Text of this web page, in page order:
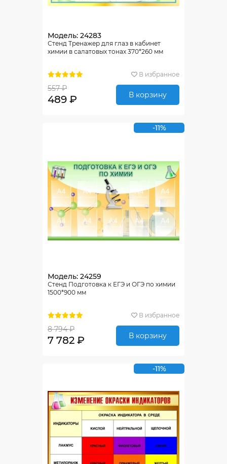
Модель: 24283
Стенд Тренажер для глаз в кабинет
химии в салатовых тонах 370*260 мм
В избранное
557 ₽
489 ₽ В корзину
-11%
Модель: 24259
Стенд Подготовка к ЕГЭ и ОГЭ по химии
1500*900 мм
В избранное
8 794 ₽
7 782 ₽ В корзину
-11%